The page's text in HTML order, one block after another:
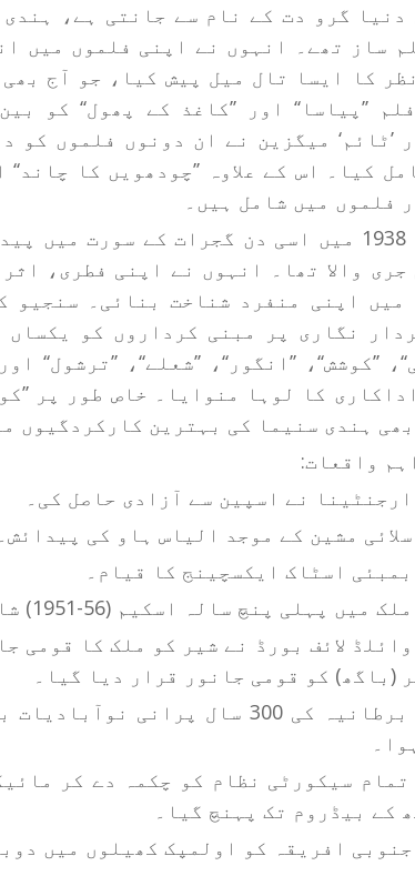
دنیا گرو دت کے نام سے جانتی ہے،
ساز تھے۔ انہوں نے اپنی فلموں میں
کا ایسا تال میل پیش کیا، جو آج
’’پیاسا‘‘ اور ’’کاغذ کے پھول‘‘ کو
کیا۔ اس کے علاوہ ’’چودھویں کا چاند‘‘
فلموں میں شامل ہیں۔
وہیں، 1938 میں اسی دن گجرات کے سورت
جری والا تھا۔ انہوں نے اپنی فطری،
میں اپنی منفرد شناخت بنائی۔ سنجیو
نگاری پر مبنی کرداروں کو
’’کوشش‘‘، ’’انگور‘‘، ’’شعلے‘‘،
کا لوہا منوایا۔ خاص طور پر
ہندی سنیما کی بہترین کارکردگیوں
واقعات:
(باگھ) کو قومی جانور قرار دیا گیا۔
1973 - برطانیہ کی 300 سال
- تمام سیکورٹی نظام کو چکمہ دے کر
کے بیڈروم تک پہنچ گیا۔